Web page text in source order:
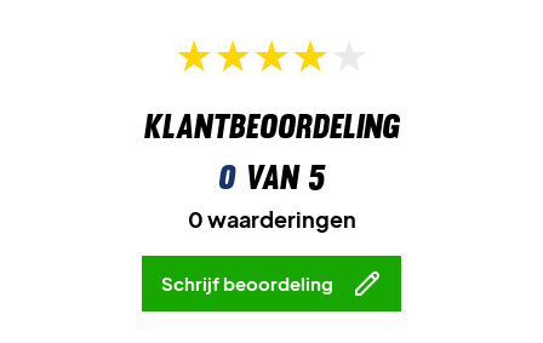
voetboogondersteuning voor extra comfort en stabiliteit.
Til je spel naar een hoger niveau – koop Hundred Phenom
Klantbeoordeling
0van 5
0 waarderingen
Schrijf beoordeling